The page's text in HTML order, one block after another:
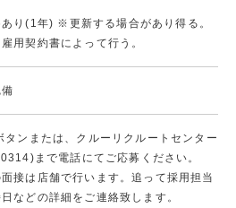
り(1年) ※更新する場合があり得る。
用契約書によって行う。
タンまたは、クルーリクルートセンター
まで電話にてご応募ください。
接は店舗で行います。追って採用担当
などの詳細をご連絡致します。